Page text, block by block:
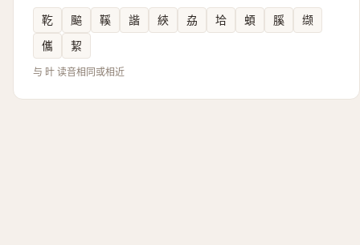
䩐 䬅 鞵 諧 綊 劦 垥 蝢 膎
缬
儶
絜
与 旪 读音相同或相近